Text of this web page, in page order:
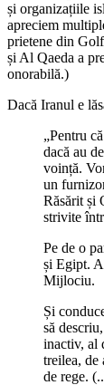
și organizațiile
apreciem
prietene din
și Al Qaeda a
onorabilă.)
Dacă Iranul e
„Pentru
dacă au
voință.
un
Răsărit și
strivite
Pe de o
și Egipt.
Mijlociu.
Și
să
inactiv, al
treilea, de
de rege.